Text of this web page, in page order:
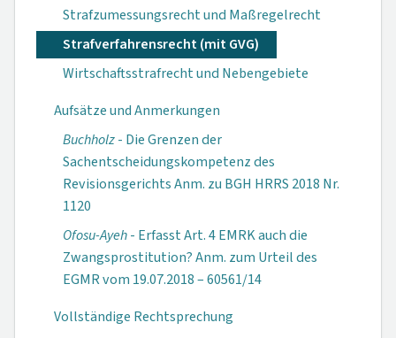
Strafzumessungsrecht und Maßregelrecht
Strafverfahrensrecht (mit GVG)
Wirtschaftsstrafrecht und Nebengebiete
Aufsätze und Anmerkungen
Buchholz- Die Grenzen der
Sachentscheidungs­kompetenz des
Revisionsgerichts Anm. zu BGH HRRS 2018 Nr.
1120
Ofosu-Ayeh- Erfasst Art. 4 EMRK auch die
Zwangsprostitution? Anm. zum Urteil des
EGMR vom 19.07.2018 – 60561/14
Vollständige Rechtsprechung